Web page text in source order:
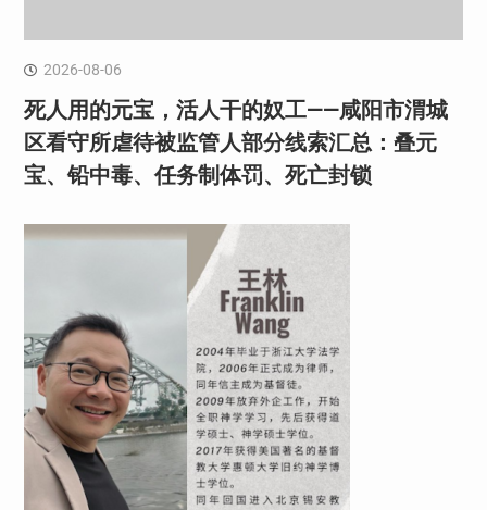
2026-08-06
死人用的元宝，活人干的奴工——咸阳市渭城
区看守所虐待被监管人部分线索汇总：叠元
宝、铅中毒、任务制体罚、死亡封锁